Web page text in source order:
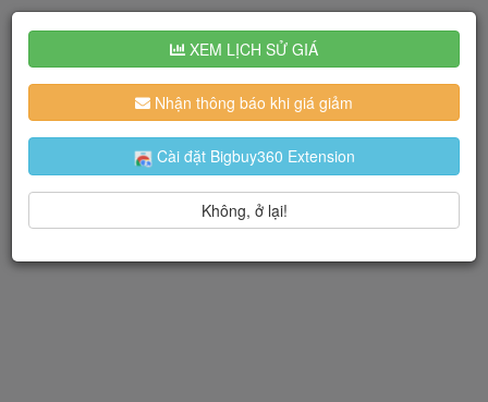
XEM LỊCH SỬ GIÁ
Nhận thông báo khi giá giảm
Cài đặt Bigbuy360 Extension
Không, ở lại!